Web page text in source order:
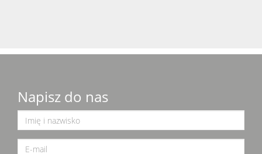
Napisz do nas